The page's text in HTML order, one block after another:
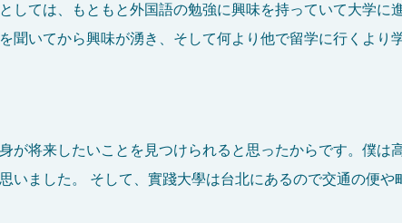
しては、もともと外国語の勉強に興味を持っていて大学に
聞いてから興味が湧き、そして何より他で留学に行くよ
が将来したいことを見つけられると思ったからです。僕は
いました。 そして、實踐大學は台北にあるので交通の便や